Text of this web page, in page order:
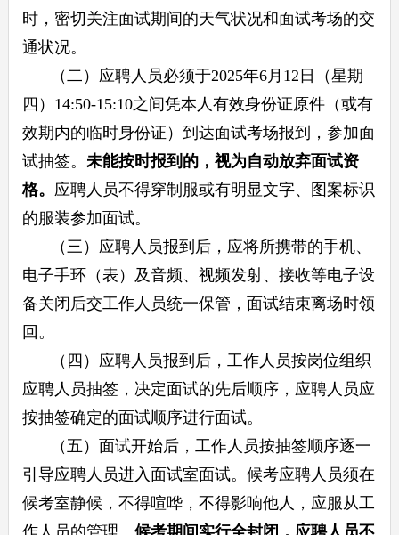
时，密切关注面试期间的天气状况和面试考场的交
通状况。
（二）应聘人员必须于2025年6月12日（星期
四）14:50-15:10之间凭本人有效身份证原件（或有
效期内的临时身份证）到达面试考场报到，参加面
试抽签。 未能按时报到的，视为自动放弃面试资
格。 应聘人员不得穿制服或有明显文字、图案标识
的服装参加面试。
（三）应聘人员报到后，应将所携带的手机、
电子手环（表）及音频、视频发射、接收等电子设
备关闭后交工作人员统一保管，面试结束离场时领
回。
（四）应聘人员报到后，工作人员按岗位组织
应聘人员抽签，决定面试的先后顺序，应聘人员应
按抽签确定的面试顺序进行面试。
（五）面试开始后，工作人员按抽签顺序逐一
引导应聘人员进入面试室面试。候考应聘人员须在
候考室静候，不得喧哗，不得影响他人，应服从工
作人员的管理。 候考期间实行全封闭，应聘人员不